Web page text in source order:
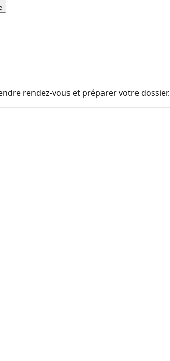
rendez-vous et préparer votre dossier.